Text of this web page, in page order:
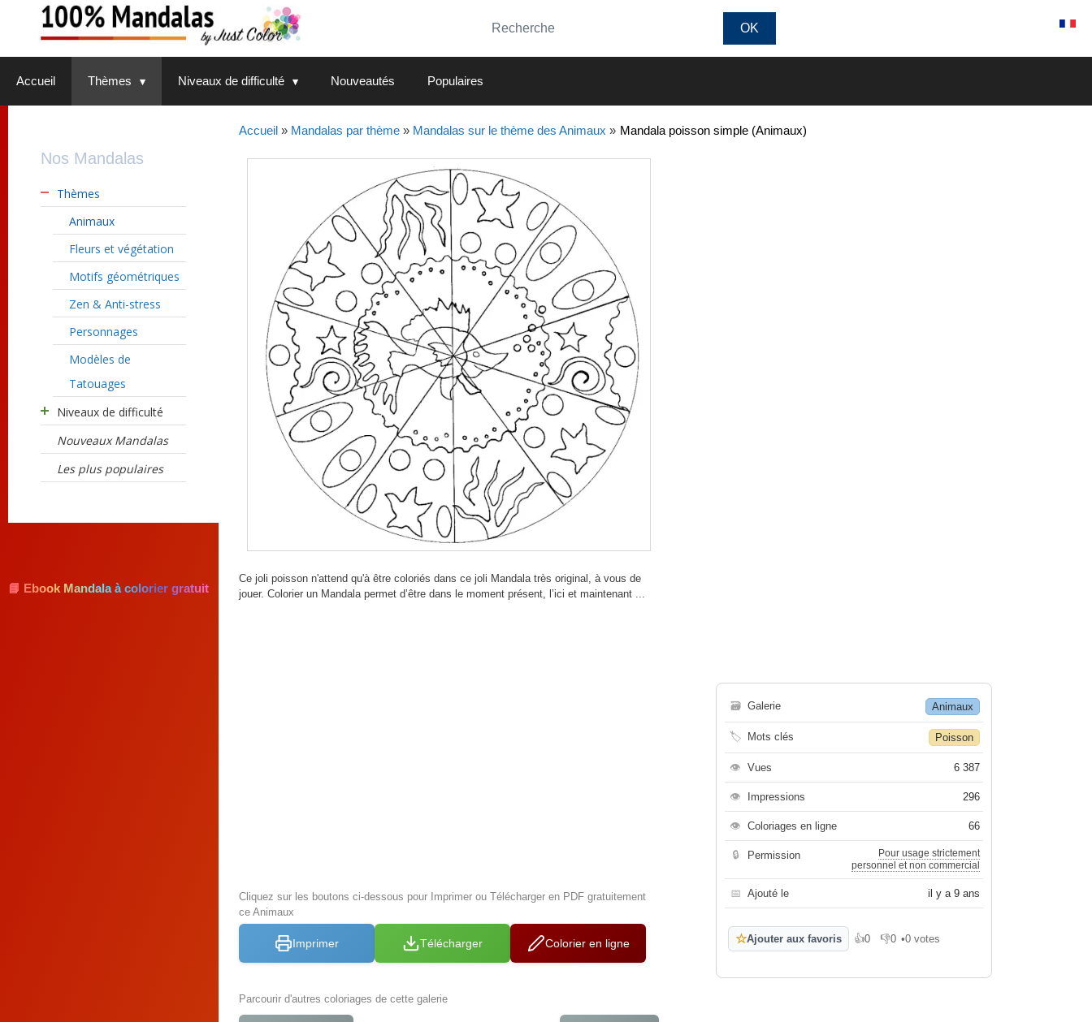
Accueil Thèmes Niveaux de difficulté Nouveautés Populaires
Accueil» Mandalas par thème» Mandalas sur le thème des Animaux » Mandala poisson simple (Animaux)
Ce joli poisson n'attend qu'à être coloriés dans ce joli Mandala très original, à vous de
jouer. Colorier un Mandala permet d’être dans le moment présent, l’ici et maintenant ...
Cliquez sur les boutons ci-dessous pour Imprimer ou Télécharger en PDF gratuitement
ce Animaux
Imprimer Télécharger Colorier en ligne
Parcourir d'autres coloriages de cette galerie
🗃 Galerie Animaux
🏷 Mots clés Poisson
👁 Vues 6 387
👁 Impressions 296
👁 Coloriages en ligne 66
🔒 Permission
Pour usage strictement
personnel et non commercial
📅 Ajouté le il y a 9 ans
☆Ajouter aux favoris 👍0
J'aime 👎0
Je n'aime pas
•0 votes
Nos Mandalas
Thèmes
Animaux
Fleurs et végétation
Motifs géométriques
Zen & Anti-stress
Personnages
Modèles de
Tatouages
Niveaux de difficulté
Nouveaux Mandalas
Les plus populaires
📘 Ebook Mandala à colorier gratuit